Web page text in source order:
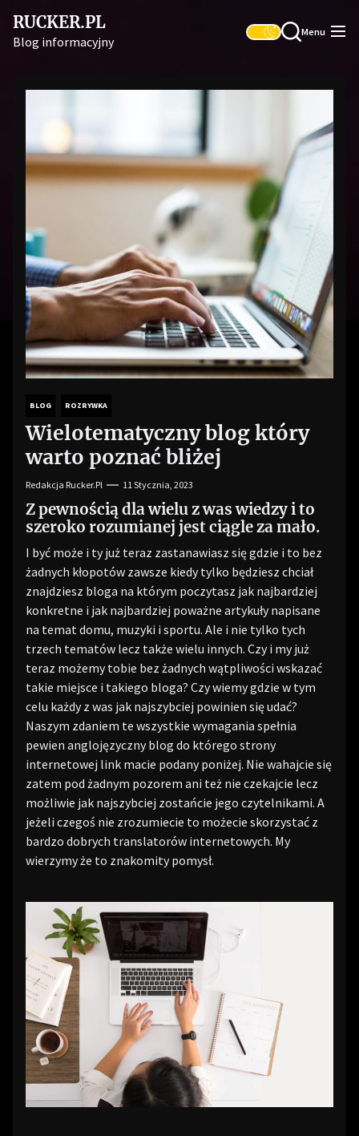
the
RUCKER.PL
Blog informacyjny
Menu
BLOG ROZRYWKA
Wielotematyczny blog który
warto poznać bliżej
Redakcja Rucker.pl 11 Stycznia, 2023
Z pewnością dla wielu z was wiedzy i to
szeroko rozumianej jest ciągle za mało.
I być może i ty już teraz zastanawiasz się gdzie i to bez
żadnych kłopotów zawsze kiedy tylko będziesz chciał
znajdziesz bloga na którym poczytasz jak najbardziej
konkretne i jak najbardziej poważne artykuły napisane
na temat domu, muzyki i sportu. Ale i nie tylko tych
trzech tematów lecz także wielu innych. Czy i my już
teraz możemy tobie bez żadnych wątpliwości wskazać
takie miejsce i takiego bloga? Czy wiemy gdzie w tym
celu każdy z was jak najszybciej powinien się udać?
Naszym zdaniem te wszystkie wymagania spełnia
pewien anglojęzyczny blog do którego strony
internetowej link macie podany poniżej. Nie wahajcie się
zatem pod żadnym pozorem ani też nie czekajcie lecz
możliwie jak najszybciej zostańcie jego czytelnikami. A
jeżeli czegoś nie zrozumiecie to możecie skorzystać z
bardzo dobrych translatorów internetowych. My
wierzymy że to znakomity pomysł.